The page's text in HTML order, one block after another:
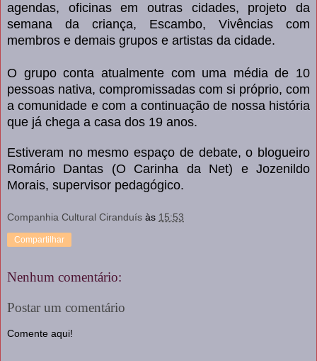
agendas, oficinas em outras cidades, projeto da
semana da criança, Escambo, Vivências com
membros e demais grupos e artistas da cidade.
O grupo conta atualmente com uma média de 10
pessoas nativa, compromissadas com si próprio, com
a comunidade e com a continuação de nossa história
que já chega a casa dos 19 anos.
Estiveram no mesmo espaço de debate, o blogueiro
Romário Dantas (O Carinha da Net) e Jozenildo
Morais, supervisor pedagógico.
Companhia Cultural Ciranduís às 15:53
Compartilhar
Nenhum comentário:
Postar um comentário
Comente aqui!